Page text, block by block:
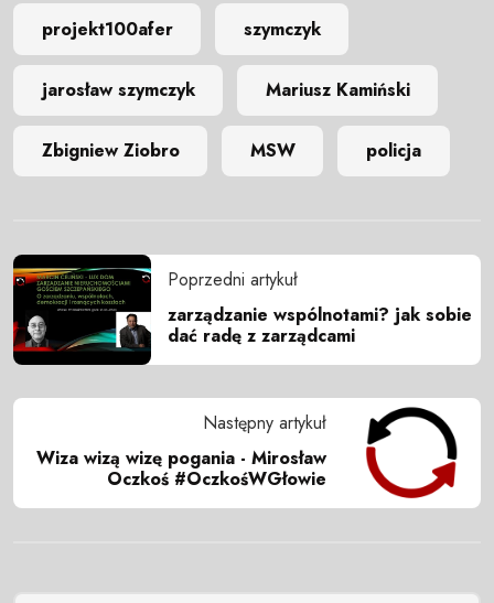
projekt100afer szymczyk
jarosław szymczyk Mariusz Kamiński
Zbigniew Ziobro MSW policja
Poprzedni artykuł
zarządzanie wspólnotami? jak sobie
dać radę z zarządcami
Następny artykuł
Wiza wizą wizę pogania - Mirosław
Oczkoś #OczkośWGłowie